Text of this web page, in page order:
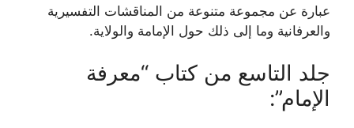
عبارة عن مجموعة متنوعة من المناقشات التفسيرية
والعرفانية وما إلى ذلك حول الإمامة والولاية.
جلد التاسع من كتاب “معرفة
الإمام”: